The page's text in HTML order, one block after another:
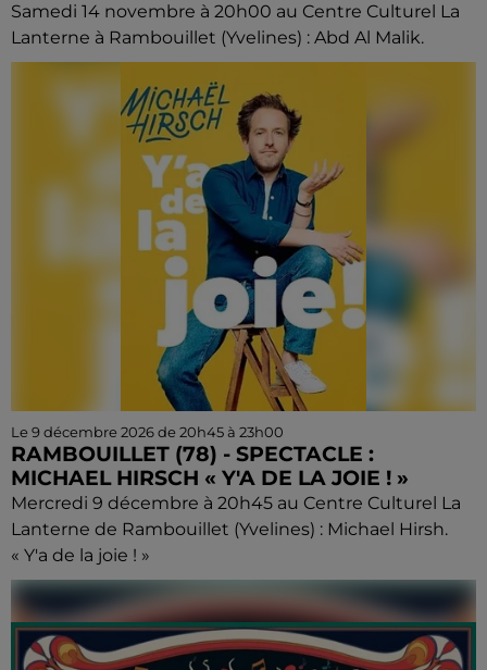
Samedi 14 novembre à 20h00 au Centre Culturel La
Lanterne à Rambouillet (Yvelines) : Abd Al Malik.
Le 9 décembre 2026 de 20h45 à 23h00
RAMBOUILLET (78) - SPECTACLE :
MICHAEL HIRSCH « Y'A DE LA JOIE ! »
Mercredi 9 décembre à 20h45 au Centre Culturel La
Lanterne de Rambouillet (Yvelines) : Michael Hirsh.
« Y'a de la joie ! »